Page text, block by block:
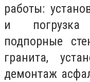
работы:
и погрузка
подпорные
гранита,
демонтаж